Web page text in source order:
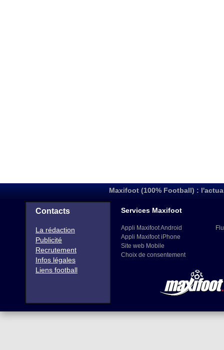
Maxifoot (100% Football) :
Contacts
La rédaction
Publicité
Recrutement
Infos légales
Liens football
Services Maxifoot
Appli Maxifoot Android
Appli Maxifoot iPhone
Site web Mobile
Choix de consentement